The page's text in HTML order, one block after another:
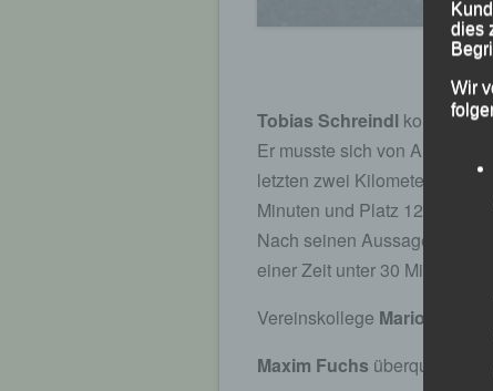
Tobias Schreindl konnte
Er musste sich von Anfang
letzten zwei Kilometern
Minuten und Platz 12 ins Ziel.
Nach seinen Aussagen war
einer Zeit unter 30 Minuten
Vereinskollege Mario
Maxim Fuchs überquerte
dies
Wir